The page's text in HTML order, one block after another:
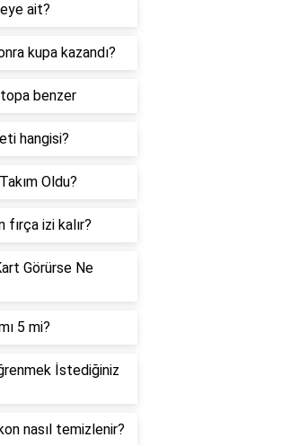
ait?
kupa kazandı?
topa benzer
hangisi?
Oldu?
fırça izi kalır?
Görürse Ne
5 mi?
İstediğiniz
nasıl temizlenir?